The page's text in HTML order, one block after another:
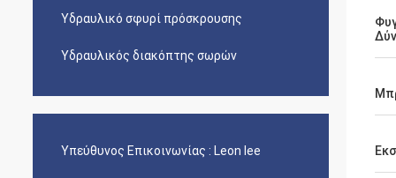
Υδραυλικό σφυρί πρόσκρουσης
Υδραυλικός διακόπτης σωρών
Υπεύθυνος Επικοινωνίας : Leon lee